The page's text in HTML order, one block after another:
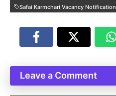
Safai Karmchari Vacancy Notification
Leave a Comment